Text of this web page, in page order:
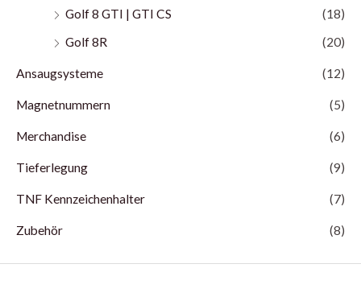
Golf 8 GTI | GTI CS
(18)
Golf 8R
(20)
Ansaugsysteme (12)
Magnetnummern (5)
Merchandise (6)
Tieferlegung (9)
TNF Kennzeichenhalter (7)
Zubehör (8)